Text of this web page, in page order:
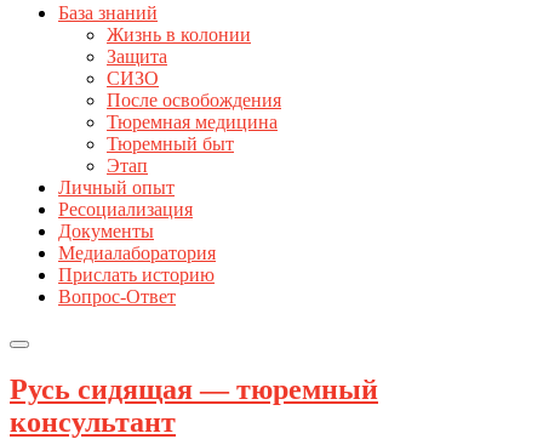
База знаний
Жизнь в колонии
Защита
СИЗО
После освобождения
Тюремная медицина
Тюремный быт
Этап
Личный опыт
Ресоциализация
Документы
Медиалаборатория
Прислать историю
Вопрос-Ответ
Русь сидящая — тюремный
консультант